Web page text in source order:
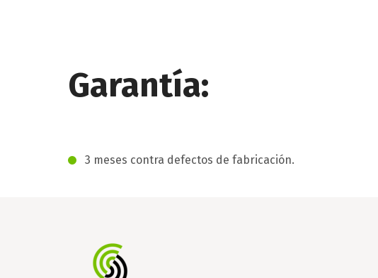
Garantía:
3 meses contra defectos de fabricación.